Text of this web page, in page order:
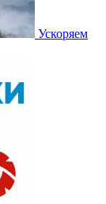
Ускоряем